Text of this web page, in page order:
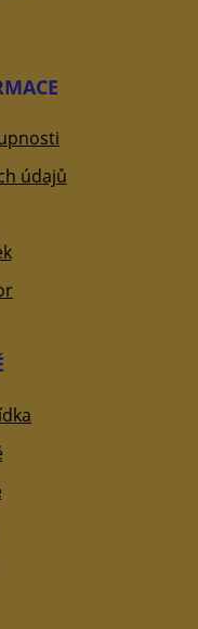
údajů